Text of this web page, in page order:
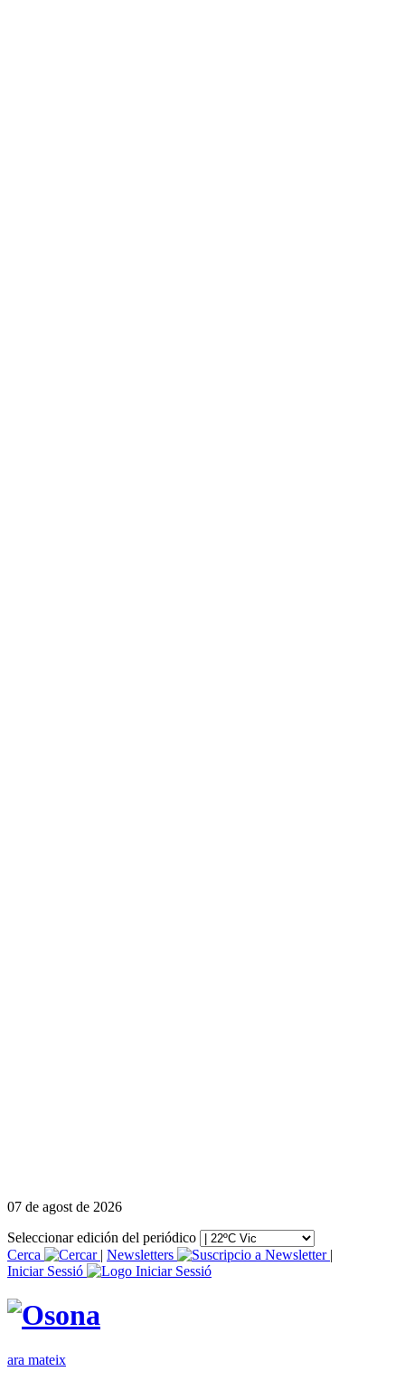
07 de agost de 2026
Seleccionar edición del periódico
Cerca
| Newsletters
|
Iniciar Sessió
ara mateix